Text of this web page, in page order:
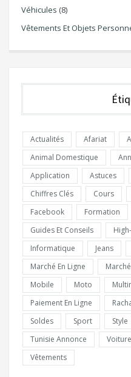
Véhicules (8)
Vêtements Et Objets
Actualités Afariat
Animal Domestique
Application
Astuces
Chiffres Clés
Cours
Facebook
Formation
Guides Et Conseils
Informatique
Jeans
Marché En Ligne
Mobile
Moto
Paiement En Ligne
Soldes
Sport Style
Tunisie Annonce
Vêtements